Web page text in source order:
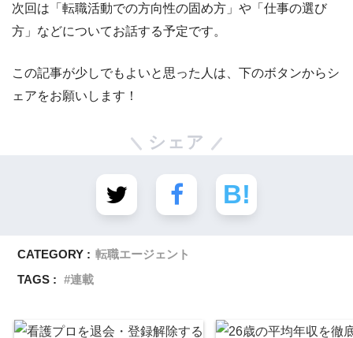
次回は「転職活動での方向性の固め方」や「仕事の選び
方」などについてお話する予定です。
この記事が少しでもよいと思った人は、下のボタンからシ
ェアをお願いします！
シェア
CATEGORY : 転職エージェント
TAGS :
連載